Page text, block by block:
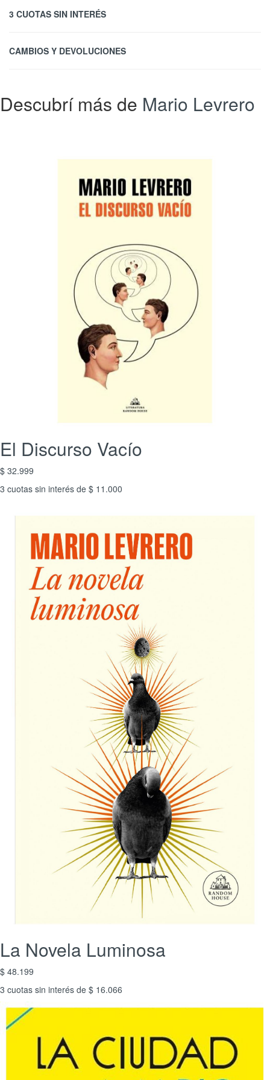
3 CUOTAS SIN INTERÉS
CAMBIOS Y DEVOLUCIONES
Descubrí más de Mario Levrero
El Discurso Vacío
$ 32.999
3 cuotas sin interés de $ 11.000
La Novela Luminosa
$ 48.199
3 cuotas sin interés de $ 16.066